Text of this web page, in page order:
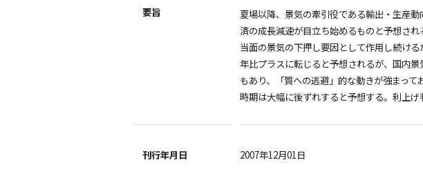
要旨
夏場以降、景気の牽引役である輸出・生産
済の成長減速が目立ち始めるものと予想さ
当面の景気の下押し要因として作用し続け
年比プラスに転じると予想されるが、国内
もあり、「質への逃避」的な動きが強まっ
時期は大幅に後ずれすると予想する。利上
刊行年月日 2007年12月01日